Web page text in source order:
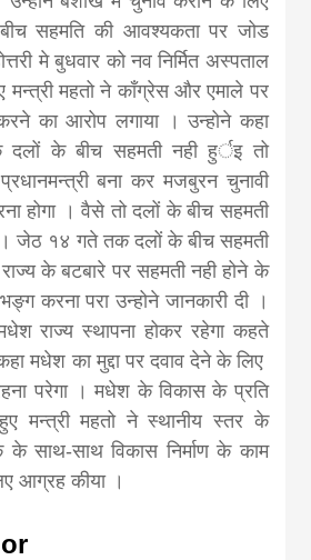
सहमति की आवश्यकता पर जोड
मे बुधवार को नव निर्मित अस्पताल
महतो ने काँग्रेस और एमाले पर
का आरोप लगाया । उन्होने कहा
दलों के बीच सहमती नही हुर्इ तो
बना कर मजबुरन चुनावी
होगा । वैसे तो दलों के बीच सहमती
। जेठ १४ गते तक दलों के बीच सहमती
के बटबारे पर सहमती नही होने के
करना परा उन्होने जानकारी दी ।
राज्य स्थापना होकर रहेगा कहते
मधेश का मुद्दा पर दवाव देने के लिए
परेगा । मधेश के विकास के प्रति
मन्त्री महतो ने स्थानीय स्तर के
साथ-साथ विकास निर्माण के काम
आग्रह कीया ।